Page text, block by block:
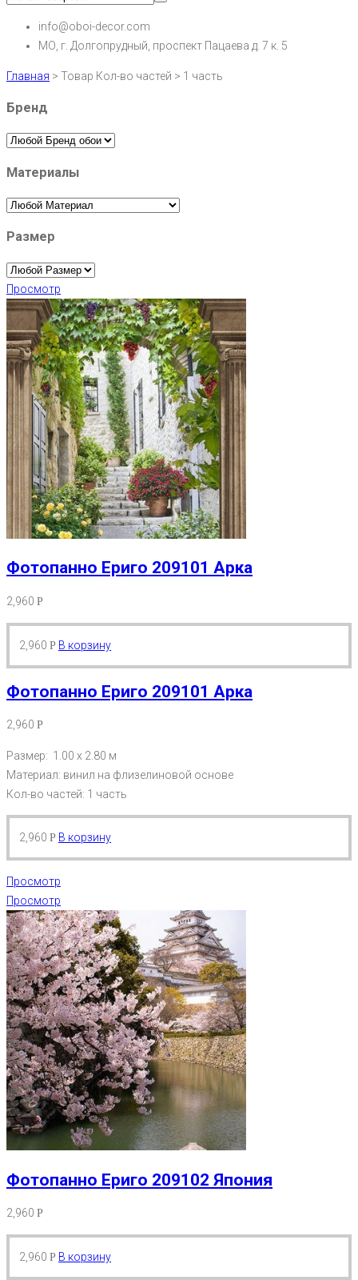
info@oboi-decor.com
МО, г. Долгопрудный, проспект Пацаева д. 7 к. 5
Главная > Товар Кол-во частей > 1 часть
Бренд
Материалы
Размер
Просмотр
Фотопанно Ериго 209101 Арка
2,960 Р
2,960 Р В корзину
Фотопанно Ериго 209101 Арка
2,960 Р
Размер: 1.00 х 2.80 м
Материал: винил на флизелиновой основе
Кол-во частей: 1 часть
2,960 Р В корзину
Просмотр
Просмотр
Фотопанно Ериго 209102 Япония
2,960 Р
2,960 Р В корзину